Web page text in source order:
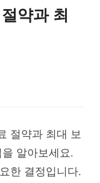
약과 최
절약과 최대 보
알아보세요.
한 결정입니다.